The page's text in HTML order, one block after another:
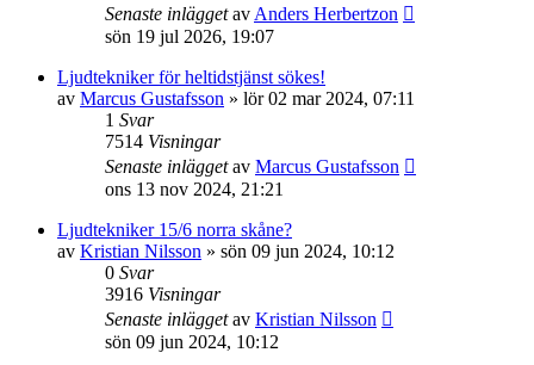
Senaste inläggetav Anders Herbertzon
sön 19 jul 2026, 19:07
Ljudtekniker för heltidstjänst sökes!
av Marcus Gustafsson » lör 02 mar 2024, 07:11
1 Svar
7514 Visningar
Senaste inläggetav Marcus Gustafsson
ons 13 nov 2024, 21:21
Ljudtekniker 15/6 norra skåne?
av Kristian Nilsson » sön 09 jun 2024, 10:12
0 Svar
3916 Visningar
Senaste inläggetav Kristian Nilsson
sön 09 jun 2024, 10:12